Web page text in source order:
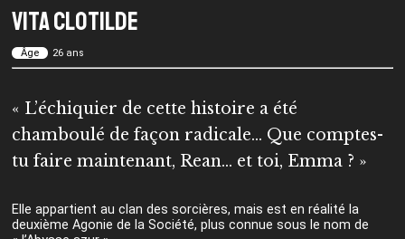
Vita Clotilde
Âge 26 ans
« L’échiquier de cette histoire a été
chamboulé de façon radicale… Que comptes-
tu faire maintenant, Rean… et toi, Emma ? »
Elle appartient au clan des sorcières, mais est en réalité la
deuxième Agonie de la Société, plus connue sous le nom de